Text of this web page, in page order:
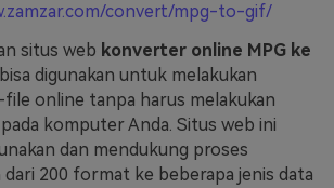
convert/mpg-to-gif/
situs web konverter online MPG ke
digunakan untuk melakukan
online tanpa harus melakukan
komputer Anda. Situs web ini
dan mendukung proses
200 format ke beberapa jenis data